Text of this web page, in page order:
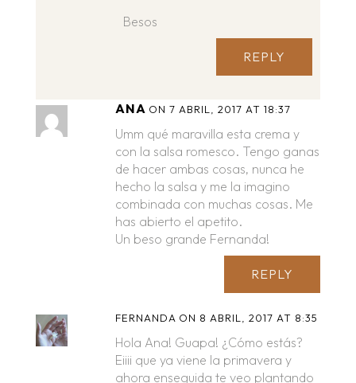
Besos
REPLY
ANA ON 7 ABRIL, 2017 AT 18:37
Umm qué maravilla esta crema y
con la salsa romesco. Tengo ganas
de hacer ambas cosas, nunca he
hecho la salsa y me la imagino
combinada con muchas cosas. Me
has abierto el apetito.
Un beso grande Fernanda!
REPLY
FERNANDA ON 8 ABRIL, 2017 AT 8:35
Hola Ana! Guapa! ¿Cómo estás?
Eiiii que ya viene la primavera y
ahora enseguida te veo plantando